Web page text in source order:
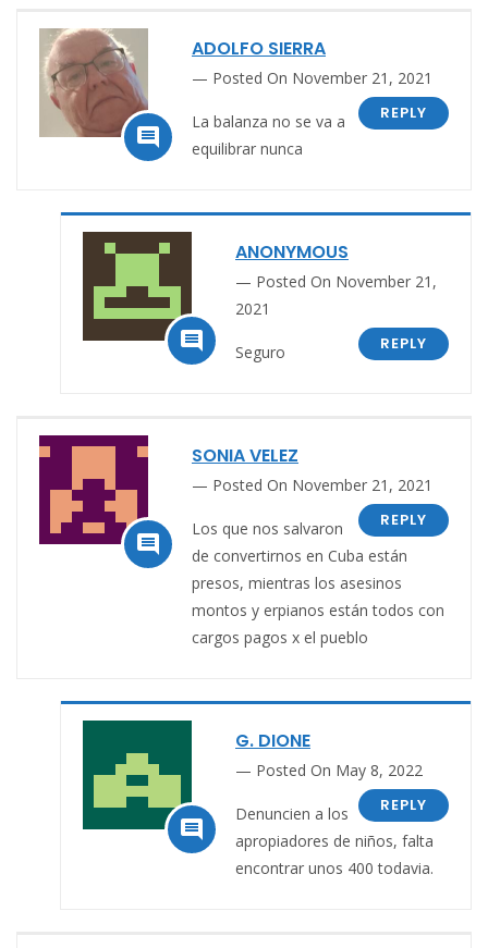

ADOLFO SIERRA
Posted On November 21, 2021
REPLY
La balanza no se va a
equilibrar nunca

ANONYMOUS
Posted On November 21,
2021
REPLY
Seguro

SONIA VELEZ
Posted On November 21, 2021
REPLY
Los que nos salvaron
de convertirnos en Cuba están
presos, mientras los asesinos
montos y erpianos están todos con
cargos pagos x el pueblo

G. DIONE
Posted On May 8, 2022
REPLY
Denuncien a los
apropiadores de niños, falta
encontrar unos 400 todavia.